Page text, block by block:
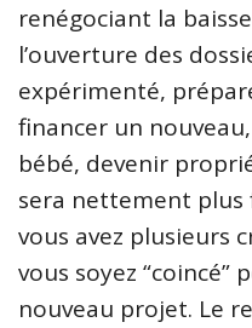
renégociant la
l’ouverture des
expérimenté,
financer un
bébé, devenir
sera nettement plus
vous avez plusieurs
vous soyez
nouveau projet. Le